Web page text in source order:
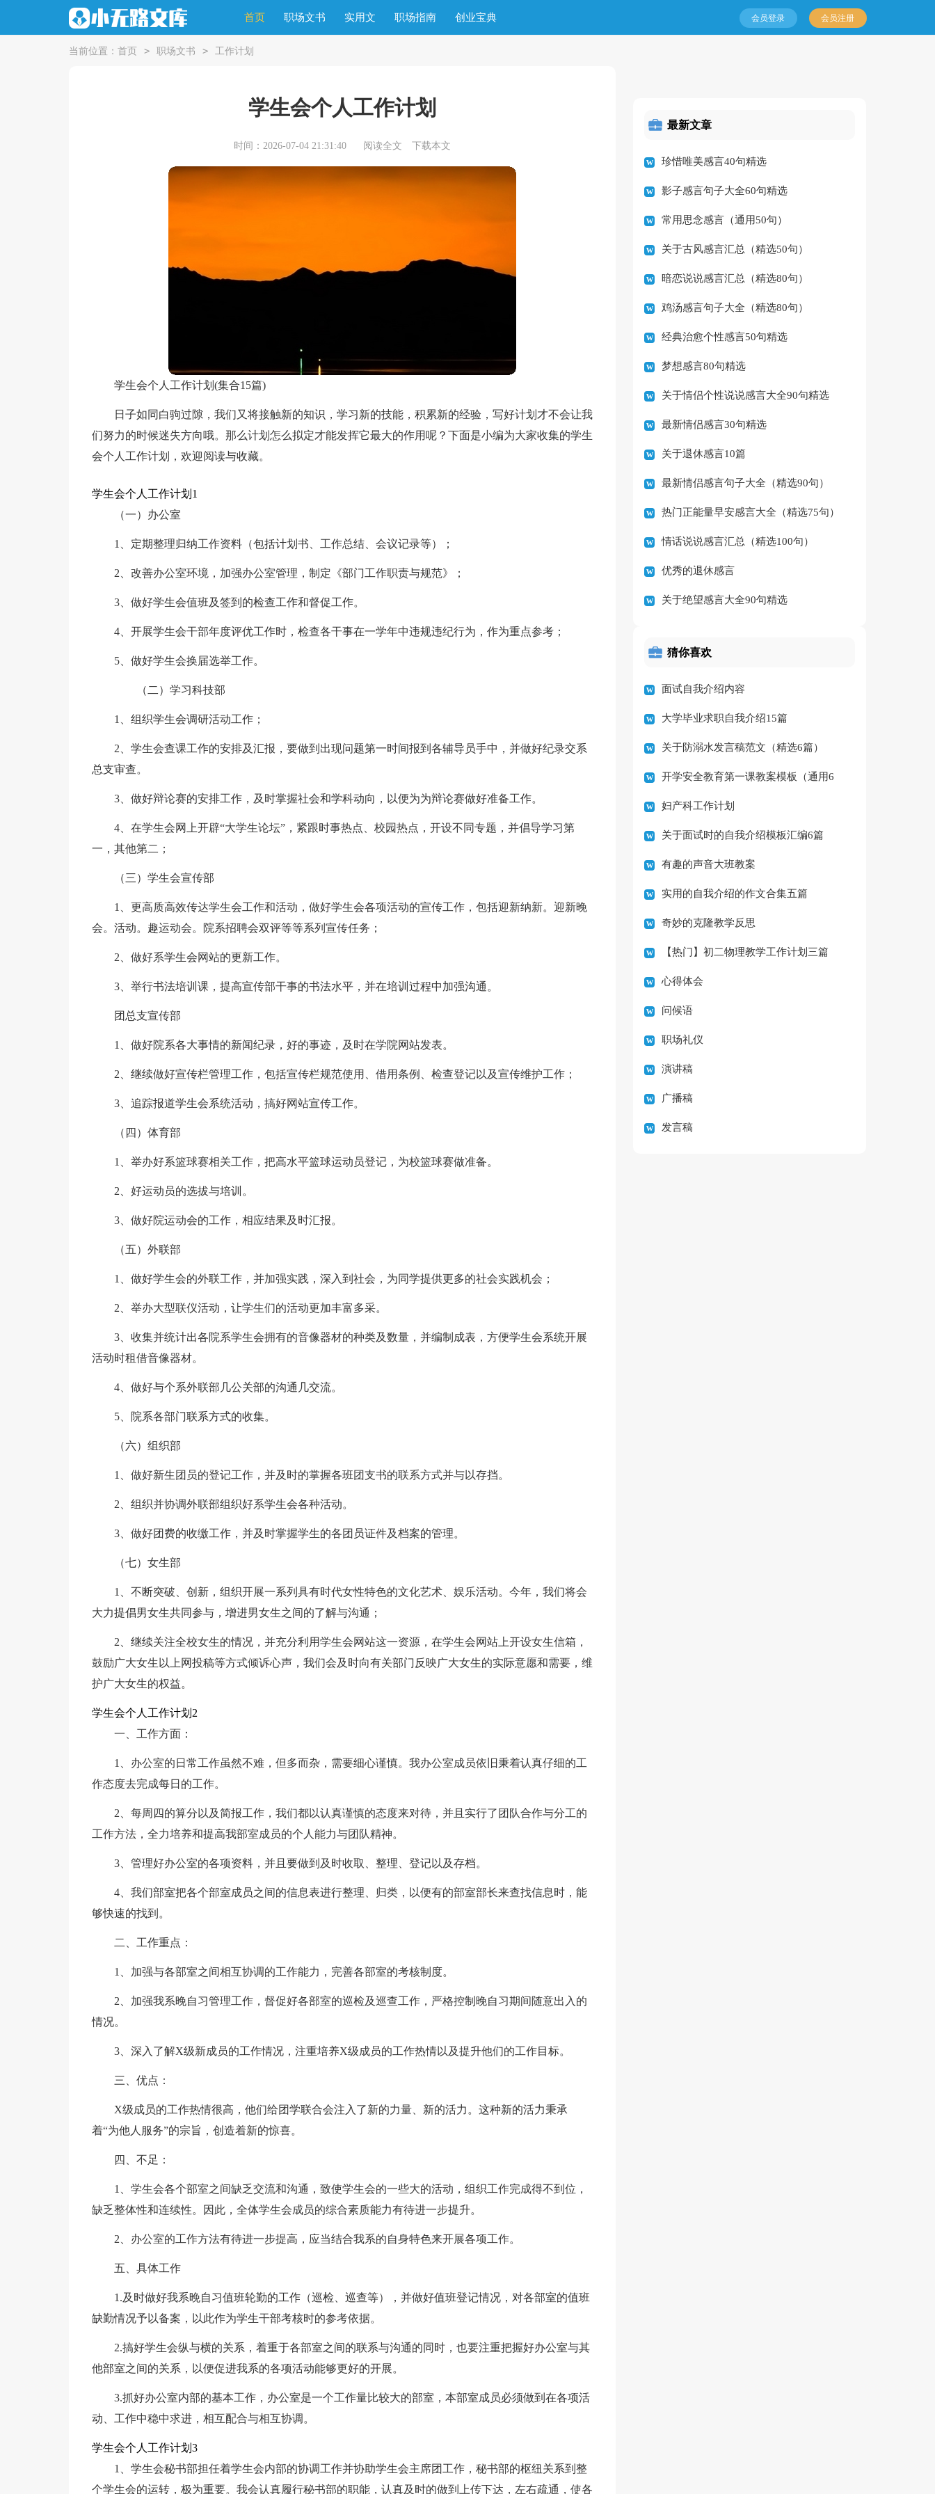
首页 职场文书 实用文 职场指南 创业宝典 会员登录 会员注册
当前位置： 首页 > 职场文书 > 工作计划
学生会个人工作计划
时间：2026-07-04 21:31:40 阅读全文 下载本文
学生会个人工作计划(集合15篇)
日子如同白驹过隙，我们又将接触新的知识，学习新的技能，积累新的经验，写好计划才不会让我
们努力的时候迷失方向哦。那么计划怎么拟定才能发挥它最大的作用呢？下面是小编为大家收集的学生
会个人工作计划，欢迎阅读与收藏。
学生会个人工作计划1
（一）办公室
1、定期整理归纳工作资料（包括计划书、工作总结、会议记录等）；
2、改善办公室环境，加强办公室管理，制定《部门工作职责与规范》；
3、做好学生会值班及签到的检查工作和督促工作。
4、开展学生会干部年度评优工作时，检查各干事在一学年中违规违纪行为，作为重点参考；
5、做好学生会换届选举工作。
（二）学习科技部
1、组织学生会调研活动工作；
2、学生会查课工作的安排及汇报，要做到出现问题第一时间报到各辅导员手中，并做好纪录交系
总支审查。
3、做好辩论赛的安排工作，及时掌握社会和学科动向，以便为为辩论赛做好准备工作。
4、在学生会网上开辟“大学生论坛”，紧跟时事热点、校园热点，开设不同专题，并倡导学习第
一，其他第二；
（三）学生会宣传部
1、更高质高效传达学生会工作和活动，做好学生会各项活动的宣传工作，包括迎新纳新。迎新晚
会。活动。趣运动会。院系招聘会双评等等系列宣传任务；
2、做好系学生会网站的更新工作。
3、举行书法培训课，提高宣传部干事的书法水平，并在培训过程中加强沟通。
团总支宣传部
1、做好院系各大事情的新闻纪录，好的事迹，及时在学院网站发表。
2、继续做好宣传栏管理工作，包括宣传栏规范使用、借用条例、检查登记以及宣传维护工作；
3、追踪报道学生会系统活动，搞好网站宣传工作。
（四）体育部
1、举办好系篮球赛相关工作，把高水平篮球运动员登记，为校篮球赛做准备。
2、好运动员的选拔与培训。
3、做好院运动会的工作，相应结果及时汇报。
（五）外联部
1、做好学生会的外联工作，并加强实践，深入到社会，为同学提供更多的社会实践机会；
2、举办大型联仪活动，让学生们的活动更加丰富多采。
3、收集并统计出各院系学生会拥有的音像器材的种类及数量，并编制成表，方便学生会系统开展
活动时租借音像器材。
4、做好与个系外联部几公关部的沟通几交流。
5、院系各部门联系方式的收集。
（六）组织部
1、做好新生团员的登记工作，并及时的掌握各班团支书的联系方式并与以存挡。
2、组织并协调外联部组织好系学生会各种活动。
3、做好团费的收缴工作，并及时掌握学生的各团员证件及档案的管理。
（七）女生部
1、不断突破、创新，组织开展一系列具有时代女性特色的文化艺术、娱乐活动。今年，我们将会
大力提倡男女生共同参与，增进男女生之间的了解与沟通；
2、继续关注全校女生的情况，并充分利用学生会网站这一资源，在学生会网站上开设女生信箱，
鼓励广大女生以上网投稿等方式倾诉心声，我们会及时向有关部门反映广大女生的实际意愿和需要，维
护广大女生的权益。
学生会个人工作计划2
一、工作方面：
1、办公室的日常工作虽然不难，但多而杂，需要细心谨慎。我办公室成员依旧秉着认真仔细的工
作态度去完成每日的工作。
2、每周四的算分以及简报工作，我们都以认真谨慎的态度来对待，并且实行了团队合作与分工的
工作方法，全力培养和提高我部室成员的个人能力与团队精神。
3、管理好办公室的各项资料，并且要做到及时收取、整理、登记以及存档。
4、我们部室把各个部室成员之间的信息表进行整理、归类，以便有的部室部长来查找信息时，能
够快速的找到。
二、工作重点：
1、加强与各部室之间相互协调的工作能力，完善各部室的考核制度。
2、加强我系晚自习管理工作，督促好各部室的巡检及巡查工作，严格控制晚自习期间随意出入的
情况。
3、深入了解X级新成员的工作情况，注重培养X级成员的工作热情以及提升他们的工作目标。
三、优点：
X级成员的工作热情很高，他们给团学联合会注入了新的力量、新的活力。这种新的活力秉承
着“为他人服务”的宗旨，创造着新的惊喜。
四、不足：
1、学生会各个部室之间缺乏交流和沟通，致使学生会的一些大的活动，组织工作完成得不到位，
缺乏整体性和连续性。因此，全体学生会成员的综合素质能力有待进一步提升。
2、办公室的工作方法有待进一步提高，应当结合我系的自身特色来开展各项工作。
五、具体工作
1.及时做好我系晚自习值班轮勤的工作（巡检、巡查等），并做好值班登记情况，对各部室的值班
缺勤情况予以备案，以此作为学生干部考核时的参考依据。
2.搞好学生会纵与横的关系，着重于各部室之间的联系与沟通的同时，也要注重把握好办公室与其
他部室之间的关系，以便促进我系的各项活动能够更好的开展。
3.抓好办公室内部的基本工作，办公室是一个工作量比较大的部室，本部室成员必须做到在各项活
动、工作中稳中求进，相互配合与相互协调。
学生会个人工作计划3
1、学生会秘书部担任着学生会内部的协调工作并协助学生会主席团工作，秘书部的枢纽关系到整
个学生会的运转，极为重要。我会认真履行秘书部的职能，认真及时的做到上传下达，左右疏通，使各
最新文章
珍惜唯美感言40句精选
影子感言句子大全60句精选
常用思念感言（通用50句）
关于古风感言汇总（精选50句）
暗恋说说感言汇总（精选80句）
鸡汤感言句子大全（精选80句）
经典治愈个性感言50句精选
梦想感言80句精选
关于情侣个性说说感言大全90句精选
最新情侣感言30句精选
关于退休感言10篇
最新情侣感言句子大全（精选90句）
热门正能量早安感言大全（精选75句）
情话说说感言汇总（精选100句）
优秀的退休感言
关于绝望感言大全90句精选
猜你喜欢
面试自我介绍内容
大学毕业求职自我介绍15篇
关于防溺水发言稿范文（精选6篇）
开学安全教育第一课教案模板（通用6
篇）妇产科工作计划
关于面试时的自我介绍模板汇编6篇
有趣的声音大班教案
实用的自我介绍的作文合集五篇
奇妙的克隆教学反思
【热门】初二物理教学工作计划三篇
心得体会
问候语
职场礼仪
演讲稿
广播稿
发言稿